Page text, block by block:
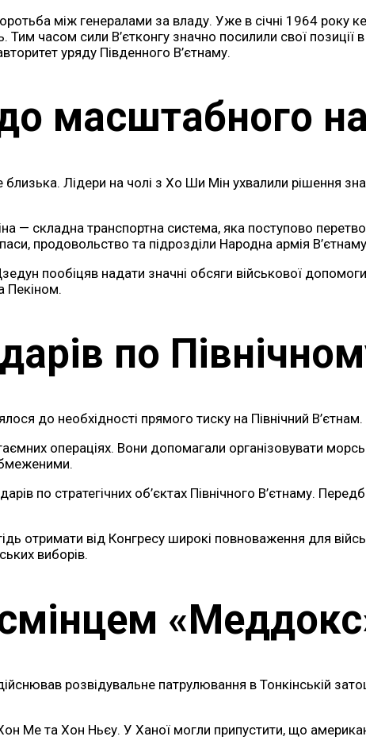
між генералами за владу. Уже в січні 1964 року
часом сили В’єтконгу значно посилили свої позиції
уряду Південного В’єтнаму.
масштабного
Лідери на чолі з Хо Ши Мін ухвалили рішення
складна транспортна система, яка поступово
продовольство та підрозділи Народна армія
пообіцяв надати значні обсяги військової
Пекіном.
по
до необхідності прямого тиску на Північний В’єтнам.
операціях. Вони допомагали організовувати
по стратегічних об’єктах Північного В’єтнаму.
отримати від Конгресу широкі повноваження для
виборів.
розвідувальне патрулювання в Тонкінській
Ме та Хон Ньєу. У Ханої могли припустити, що